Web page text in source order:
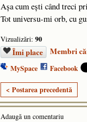
Aşa cum eşti când treci
Tot universu-mi orb, cu
Vizualizări: 90
Îmi place Membri
MySpace Facebook
< Postarea precedentă
Adaugă un comentariu